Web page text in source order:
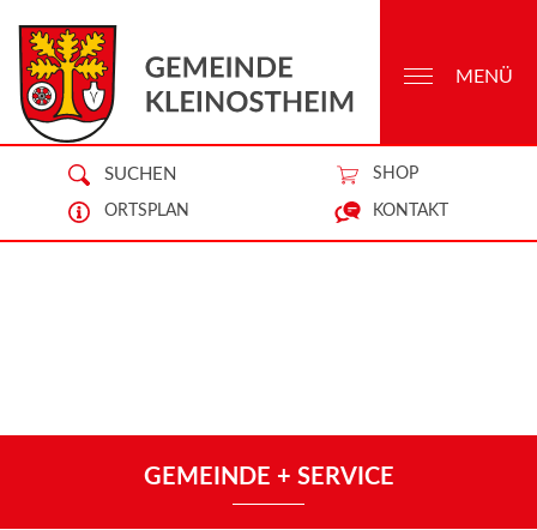
SUCHEN SHOP
ORTSPLAN KONTAKT
MENÜ
GEMEINDE + SERVICE